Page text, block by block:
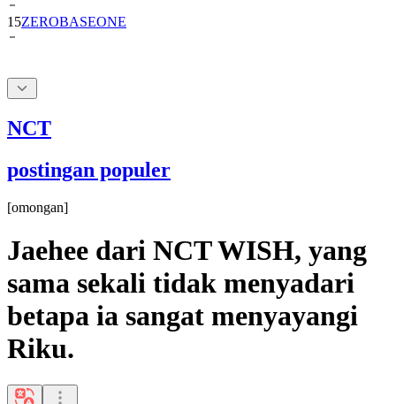
NCT
postingan populer
[omongan]
Jaehee dari NCT WISH, yang
sama sekali tidak menyadari
betapa ia sangat menyayangi
Riku.